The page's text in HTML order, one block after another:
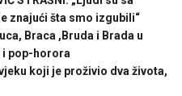
znajući šta smo izgubili“
Braca ,Bruda i Brada u
pop-horora
koji je proživio dva života,